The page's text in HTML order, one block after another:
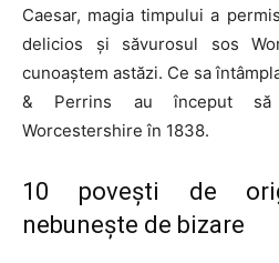
Caesar, magia timpului a
delicios și săvurosul sos
cunoaștem astăzi. Ce sa
& Perrins au început să
Worcestershire în 1838.
10 povești de
nebunește de bizare